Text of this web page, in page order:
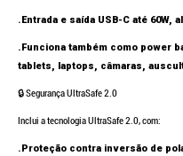
.Entrada e saída USB-C até 60W,
.Funciona também como power
tablets, laptops, câmaras,
🔒 Segurança UltraSafe 2.0
Inclui a tecnologia UltraSafe 2.0, com:
.Proteção contra inversão de